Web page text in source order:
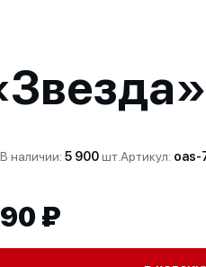
В наличии: 5 900шт.Артикул: oas-
90 ₽